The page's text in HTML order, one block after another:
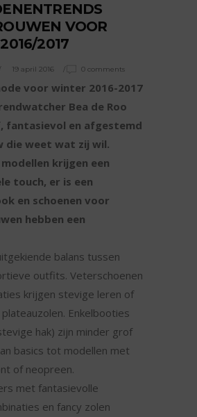
VOOR
2017
19 april 2016 0 comments
voor winter 2016-2017
Bea de Roo
fantasievol en afgestemd
die weet wat zij wil.
krijgen een
touch, er is een
en schoenen voor
hebben een
balans tussen
outfits. Veterschoenen
krijgen stevige leren of
Enkelbooties
hak) zijn minder grof
basics tot modellen met
of neopreen.
met fantasievolle
en fancy zolen